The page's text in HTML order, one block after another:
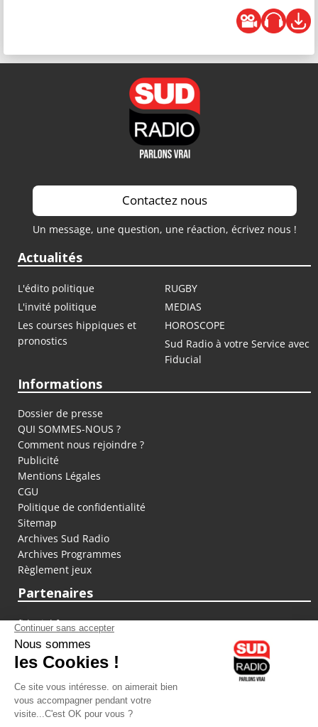
Contactez nous
Un message, une question, une réaction, écrivez nous !
Actualités
L'édito politique
RUGBY
L'invité politique
MEDIAS
Les courses hippiques et
pronostics
HOROSCOPE
Sud Radio à votre Service avec
Fiducial
Informations
Dossier de presse
QUI SOMMES-NOUS ?
Comment nous rejoindre ?
Publicité
Mentions Légales
CGU
Politique de confidentialité
Sitemap
Archives Sud Radio
Archives Programmes
Règlement jeux
Partenaires
fiducial.fr
lyoncapitale.fr
olympique-et-lyonnais.com
L'application Iphone / Android
Téléchargez l'application